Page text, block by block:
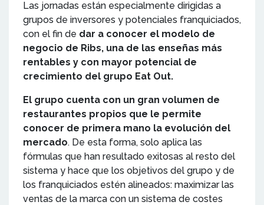
Las jornadas están especialmente dirigidas a
grupos de inversores y potenciales franquiciados,
con el fin de dar a conocer el modelo de
negocio de Ribs, una de las enseñas más
rentables y con mayor potencial de
crecimiento del grupo Eat Out.
El grupo cuenta con un gran volumen de
restaurantes propios que le permite
conocer de primera mano la evolución del
mercado. De esta forma, solo aplica las
fórmulas que han resultado exitosas al resto del
sistema y hace que los objetivos del grupo y de
los franquiciados estén alineados: maximizar las
ventas de la marca con un sistema de costes